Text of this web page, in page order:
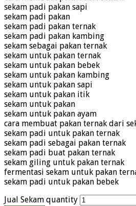
sekam padi pakan sapi
sekam padi pakan
sekam padi pakan ternak
sekam padi pakan kambing
sekam sebagai pakan ternak
sekam untuk pakan ternak
sekam untuk pakan bebek
sekam untuk pakan kambing
sekam untuk pakan sapi
sekam untuk pakan itik
sekam untuk pakan
sekam untuk pakan ayam
cara membuat pakan ternak dari
sekam padi untuk pakan ternak
sekam padi sebagai pakan ternak
sekam padi buat pakan ternak
sekam giling untuk pakan ternak
fermentasi sekam untuk pakan
sekam padi untuk pakan bebek
Jual Sekam quantity